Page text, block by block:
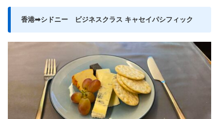
香港➡シドニー ビジネスクラス キャセイパシフィック